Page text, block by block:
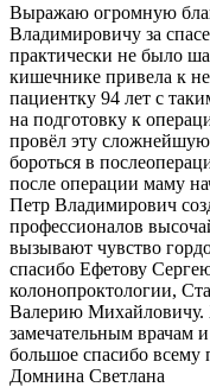
Выражаю огромную
Владимировичу за
практически не было
кишечнике привела к
пациентку 94 лет с
на подготовку к
провёл эту
бороться в
после операции маму
Петр Владимирович
профессионалов
вызывают чувство
спасибо Ефетову
колонопроктологии,
Валерию Михайловичу.
замечательным врачам
большое спасибо всему
Домнина Светлана